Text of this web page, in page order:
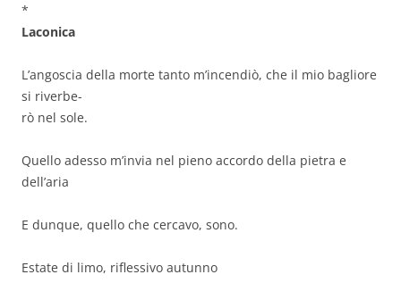
*
Laconica
L’angoscia della morte tanto m’incendiò, che il mio bagliore
si riverbe-
rò nel sole.
Quello adesso m’invia nel pieno accordo della pietra e
dell’aria
E dunque, quello che cercavo, sono.
Estate di limo, riflessivo autunno